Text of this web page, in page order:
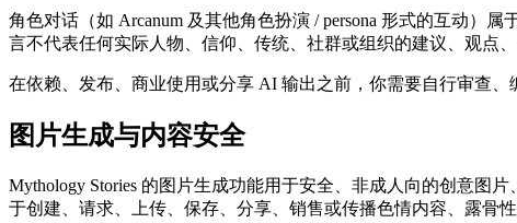
角色对话（如 Arcanum 及其他角色扮演 / persona 形式的互动）
言不代表任何实际人物、信仰、传统、社群或组织的建议、观点
在依赖、发布、商业使用或分享 AI 输出之前，你需要自行审查
图片生成与内容安全
Mythology Stories 的图片生成功能用于安全、非成人向的创意图
于创建、请求、上传、保存、分享、销售或传播色情内容、露骨